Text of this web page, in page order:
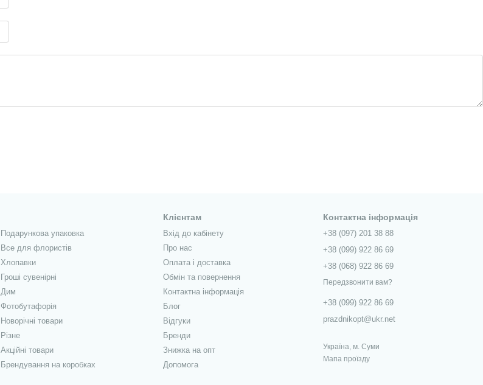
Подарункова упаковка
Все для флористів
Хлопавки
Гроші сувенірні
Дим
Фотобутафорія
Новорічні товари
Різне
Акційні товари
Брендування на коробках
Клієнтам
Вхід до кабінету
Про нас
Оплата і доставка
Обмін та повернення
Контактна інформація
Блог
Відгуки
Бренди
Знижка на опт
Допомога
Контактна інформація
+38 (097) 201 38 88
+38 (099) 922 86 69
+38 (068) 922 86 69
Передзвонити вам?
+38 (099) 922 86 69
prazdnikopt@ukr.net
Україна, м. Суми
Мапа проїзду